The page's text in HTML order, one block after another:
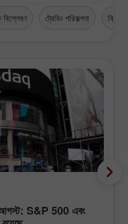
ট্রেডিং পরিকল্পনা
আগস্ট: S&P 500 এবং